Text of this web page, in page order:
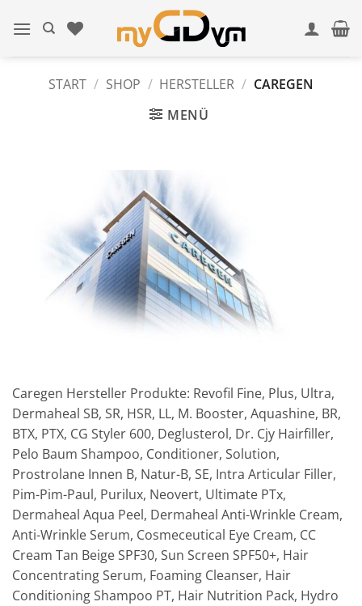
Inhalt
START / SHOP / HERSTELLER / CAREGEN
MENÜ
Caregen Hersteller Produkte: Revofil Fine, Plus, Ultra,
Dermaheal SB, SR, HSR, LL, M. Booster, Aquashine, BR,
BTX, PTX, CG Styler 600, Deglusterol, Dr. Cjy Hairfiller,
Pelo Baum Shampoo, Conditioner, Solution,
Prostrolane Innen B, Natur-B, SE, Intra Articular Filler,
Pim-Pim-Paul, Purilux, Neovert, Ultimate PTx,
Dermaheal Aqua Peel, Dermaheal Anti-Wrinkle Cream,
Anti-Wrinkle Serum, Cosmeceutical Eye Cream, CC
Cream Tan Beige SPF30, Sun Screen SPF50+, Hair
Concentrating Serum, Foaming Cleanser, Hair
Conditioning Shampoo PT, Hair Nutrition Pack, Hydro